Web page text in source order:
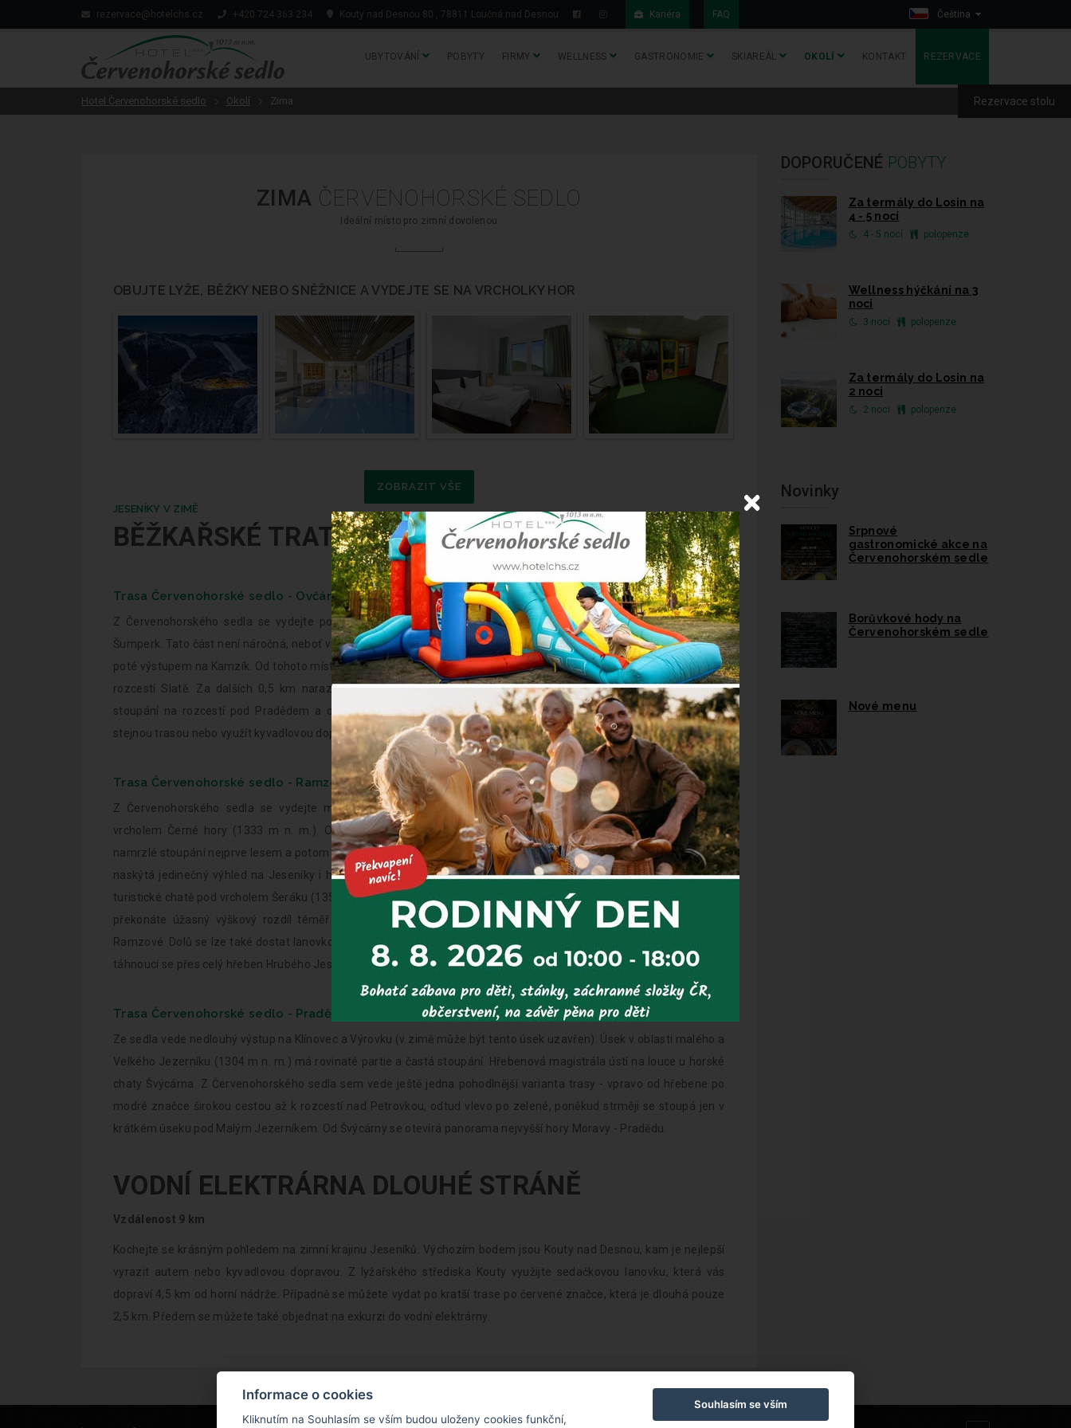
rezervace@hotelchs.cz +420 724 363 234 Kouty nad Desnou 80 , 78811 Loučná nad Desnou Kariéra FAQ Čeština
UBYTOVÁNÍ POBYTY FIRMY WELLNESS GASTRONOMIE SKIAREÁL OKOLÍ KONTAKT REZERVACE
Rezervace stolu
Hotel Červenohorské sedlo Okolí Zima
ZIMA ČERVENOHORSKÉ SEDLO
Ideální místo pro zimní dovolenou
OBUJTE LYŽE, BĚŽKY NEBO SNĚŽNICE A VYDEJTE SE NA VRCHOLKY HOR
ZOBRAZIT VŠE
JESENÍKY V ZIMĚ
BĚŽKAŘSKÉ TRATĚ
Trasa Červenohorské sedlo - Ovčárna - 12 km
Z Červenohorského sedla se vydejte po modré turistické značce, která se nachází na levé straně silnice směr
Šumperk. Tato část není náročná, neboť vede po vrstevnici. Pod Výrovkou pokračujte mírným klesáním na Petrovku a
poté výstupem na Kamzík. Od tohoto místa vás čeká nejnáročnější úsek celé trasy a tím je stoupání dlouhé 1,5 km na
rozcestí Slatě. Za dalších 0,5 km narazíte na turistickou chatu Švýcárna, kde se můžete občerstvit. Pokračuje
stoupání na rozcestí pod Pradědem a odtud následuje příjemný sjezd na Ovčárnu. Z Ovčárny se můžete vrátit
stejnou trasou nebo využít kyvadlovou dopravu z Hvězdy do hotelu.
Trasa Červenohorské sedlo - Ramzová - 14,5 km
Z Červenohorského sedla se vydejte místy prudším stoupáním na Vřesovou studánku, která se nachází pod
vrcholem Černé hory (1333 m n. m.). Odtud pokračujte na nedaleké Trojmezí, ze kterého vede náročné, často
namrzlé stoupání nejprve lesem a potom po holém temeni na Keprník (1423 m n. m.). Z vrcholu se za jasného počasí
naskýtá jedinečný výhled na Jeseníky i horské hřebeny od Krkonoš až po Beskydy. Z Keprníku dále sjeďte k Jiřího
turistické chatě pod vrcholem Šeráku (1351 m n.m.), kde je možnost občerstvení. Při sjezdu ze Šeráku na Ramzovou
překonáte úžasný výškový rozdíl téměř 600 metrů. Cesta vede lesem a je obohacena o dílčí výhledy do údolí
Ramzové. Dolů se lze také dostat lanovkou. Trasa Červenohorské sedlo - Ramzová je součástí Jesenické magistrály
táhnoucí se přes celý hřeben Hrubého Jeseníku.
Trasa Červenohorské sedlo - Praděd - 8,5 km
Ze sedla vede nedlouhý výstup na Klínovec a Výrovku (v zimě může být tento úsek uzavřen). Úsek v oblasti malého a
Velkého Jezerníku (1304 m n. m.) má rovinaté partie a častá stoupání. Hřebenová magistrála ústí na louce u horské
chaty Švýcárna. Z Červenohorského sedla sem vede ještě jedna pohodlnější varianta trasy - vpravo od hřebene po
modré značce širokou cestou až k rozcestí nad Petrovkou, odtud vlevo po zelené, poněkud strměji se stoupá jen v
krátkém úseku pod Malým Jezerníkem. Od Švýcárny se otevírá panorama nejvyšší hory Moravy - Pradědu.
VODNÍ ELEKTRÁRNA DLOUHÉ STRÁNĚ
Vzdálenost 9 km
Kochejte se krásným pohledem na zimní krajinu Jeseníků. Výchozím bodem jsou Kouty nad Desnou, kam je nejlepší
vyrazit autem nebo kyvadlovou dopravou. Z lyžařského střediska Kouty využijte sedačkovou lanovku, která vás
dopraví 4,5 km od horní nádrže. Případně se můžete vydat po kratší trase po červené značce, která je dlouhá pouze
2,5 km. Předem se můžete také objednat na exkurzi do vodní elektrárny.
DOPORUČENÉ POBYTY
Za termály do Losin na
4 - 5 nocí
4 - 5 nocí polopenze
Wellness hýčkání na 3
noci
3 noci polopenze
Za termály do Losin na
2 noci
2 noci polopenze
Novinky
Srpnové
gastronomické akce na
Červenohorském sedle
Borůvkové hody na
Červenohorském sedle
Nové menu
Informace o cookies
Kliknutím na Souhlasím se vším budou uloženy cookies funkční,
Souhlasím se vším